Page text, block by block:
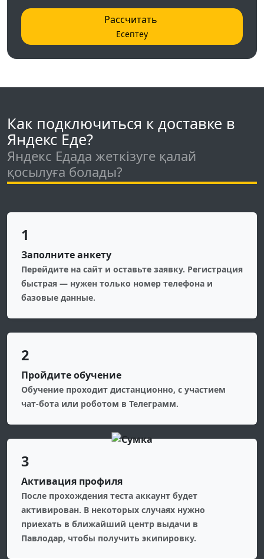
Рассчитать
Есептеу
Как подключиться к доставке в
Яндекс Еде?
Яндекс Едада жеткізуге қалай
қосылуға болады?
1
Заполните анкету
Перейдите на сайт и оставьте заявку. Регистрация
быстрая — нужен только номер телефона и
базовые данные.
2
Пройдите обучение
Обучение проходит дистанционно, с участием
чат-бота или роботом в Телеграмм.
3
Активация профиля
После прохождения теста аккаунт будет
активирован. В некоторых случаях нужно
приехать в ближайший центр выдачи в
Павлодар, чтобы получить экипировку.